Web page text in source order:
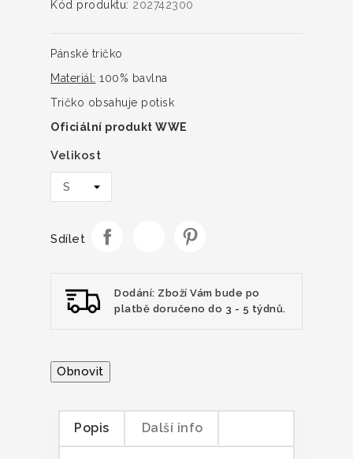
Kód produktu: 202742300
Pánské tričko
Materiál: 100% bavlna
Tričko obsahuje potisk
Oficiální produkt WWE
Velikost
Sdílet
Dodání: Zboží Vám bude po
platbě doručeno do 3 - 5 týdnů.
Popis Další info